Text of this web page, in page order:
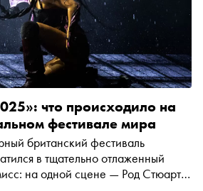
что происходило на
фестивале мира
британский фестиваль
в тщательно отлаженный
на одной сцене — Род Стюарт с